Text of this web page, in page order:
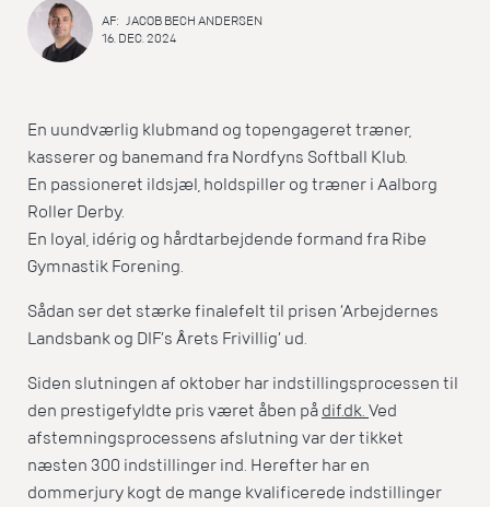
AF: JACOB BECH ANDERSEN
16. DEC. 2024
En uundværlig klubmand og topengageret træner,
kasserer og banemand fra Nordfyns Softball Klub.
En passioneret ildsjæl, holdspiller og træner i Aalborg
Roller Derby.
En loyal, idérig og hårdtarbejdende formand fra Ribe
Gymnastik Forening.
Sådan ser det stærke finalefelt til prisen ’Arbejdernes
Landsbank og DIF’s Årets Frivillig’ ud.
Siden slutningen af oktober har indstillingsprocessen til
den prestigefyldte pris været åben pådif.dk.Ved
afstemningsprocessens afslutning var der tikket
næsten 300 indstillinger ind. Herefter har en
dommerjury kogt de mange kvalificerede indstillinger